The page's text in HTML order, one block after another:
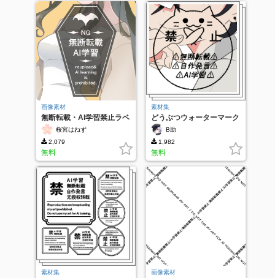
画像素材
無断転載・AI学習禁止ラベ
ル
桜宮はねず
2,079
無料
素材集
どうぶつウォーターマーク
B助
1,982
無料
素材集 画像素材